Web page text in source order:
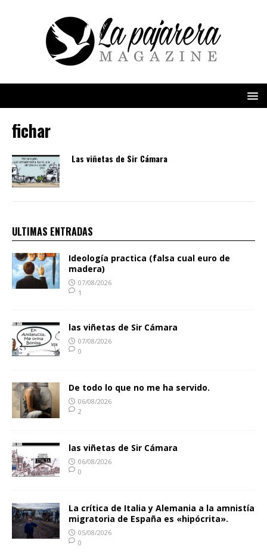
fichar
Las viñetas de Sir Cámara
ULTIMAS ENTRADAS
Ideología practica (falsa cual euro de
madera)
07/08/2026
1
las viñetas de Sir Cámara
07/08/2026
0
De todo lo que no me ha servido.
06/08/2026
2
las viñetas de Sir Cámara
06/08/2026
0
La crítica de Italia y Alemania a la amnistía
migratoria de España es «hipócrita».
05/08/2026
0